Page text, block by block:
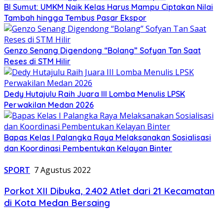
BI Sumut: UMKM Naik Kelas Harus Mampu Ciptakan Nilai
Tambah hingga Tembus Pasar Ekspor
Genzo Senang Digendong “Bolang” Sofyan Tan Saat
Reses di STM Hilir
Dedy Hutajulu Raih Juara III Lomba Menulis LPSK
Perwakilan Medan 2026
Bapas Kelas I Palangka Raya Melaksanakan Sosialisasi
dan Koordinasi Pembentukan Kelayan Binter
SPORT 7 Agustus 2022
Porkot XII Dibuka, 2.402 Atlet dari 21 Kecamatan
di Kota Medan Bersaing